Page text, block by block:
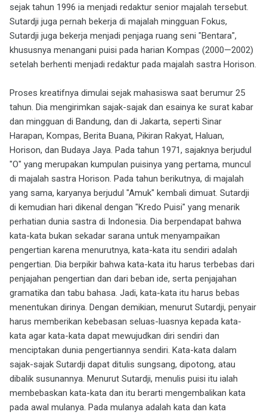
sejak tahun 1996 ia menjadi redaktur senior majalah tersebut.
Sutardji juga pernah bekerja di majalah mingguan Fokus,
Sutardji juga bekerja menjadi penjaga ruang seni "Bentara",
khususnya menangani puisi pada harian Kompas (2000—2002)
setelah berhenti menjadi redaktur pada majalah sastra Horison.
Proses kreatifnya dimulai sejak mahasiswa saat berumur 25
tahun. Dia mengirimkan sajak-sajak dan esainya ke surat kabar
dan mingguan di Bandung, dan di Jakarta, seperti Sinar
Harapan, Kompas, Berita Buana, Pikiran Rakyat, Haluan,
Horison, dan Budaya Jaya. Pada tahun 1971, sajaknya berjudul
"O" yang merupakan kumpulan puisinya yang pertama, muncul
di majalah sastra Horison. Pada tahun berikutnya, di majalah
yang sama, karyanya berjudul "Amuk" kembali dimuat. Sutardji
di kemudian hari dikenal dengan "Kredo Puisi" yang menarik
perhatian dunia sastra di Indonesia. Dia berpendapat bahwa
kata-kata bukan sekadar sarana untuk menyampaikan
pengertian karena menurutnya, kata-kata itu sendiri adalah
pengertian. Dia berpikir bahwa kata-kata itu harus terbebas dari
penjajahan pengertian dan dari beban ide, serta penjajahan
gramatika dan tabu bahasa. Jadi, kata-kata itu harus bebas
menentukan dirinya. Dengan demikian, menurut Sutardji, penyair
harus memberikan kebebasan seluas-luasnya kepada kata-
kata agar kata-kata dapat mewujudkan diri sendiri dan
menciptakan dunia pengertiannya sendiri. Kata-kata dalam
sajak-sajak Sutardji dapat ditulis sungsang, dipotong, atau
dibalik susunannya. Menurut Sutardji, menulis puisi itu ialah
membebaskan kata-kata dan itu berarti mengembalikan kata
pada awal mulanya. Pada mulanya adalah kata dan kata